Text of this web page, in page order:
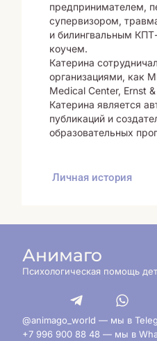
предпринимателем,
супервизором,
и билингвальным
коучем.
Катерина
организациями, как
Medical Center, Ernst
Катерина является
публикаций и
образовательных
Личная история
Анимаго
Психологическая помощь
@animago_world — мы в
+7 996 900 88 48 — мы в